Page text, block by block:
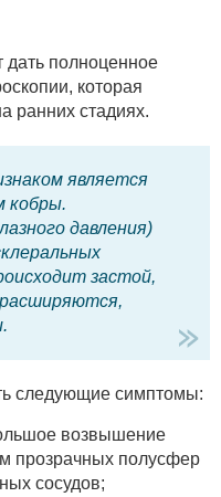
дать полноценное
которая
ранних стадиях.
является
кобры.
давления)
застой,
расширяются,
следующие симптомы:
возвышение
прозрачных полусфер
сосудов;